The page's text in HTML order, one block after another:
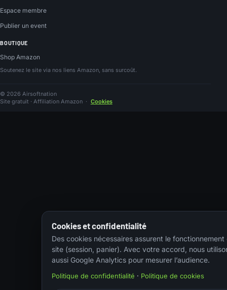
Espace membre
Publier un event
BOUTIQUE
Shop Amazon
Soutenez le site via nos liens Amazon, sans surcoût.
© 2026 Airsoftnation
Site gratuit · Affiliation Amazon · Cookies
Cookies et confidentialité
Des cookies nécessaires assurent le fonctionnement
site (session, panier). Avec votre accord, nous
aussi Google Analytics pour mesurer l’audience.
Politique de confidentialité · Politique de cookies